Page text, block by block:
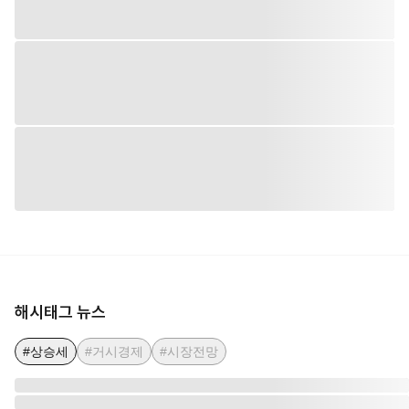
해시태그 뉴스
#상승세 #거시경제 #시장전망